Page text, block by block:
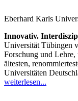
Eberhard Karls
Innovativ.
Universität Tübingen
Forschung und Lehre,
ältesten,
Universitäten
weiterlesen...